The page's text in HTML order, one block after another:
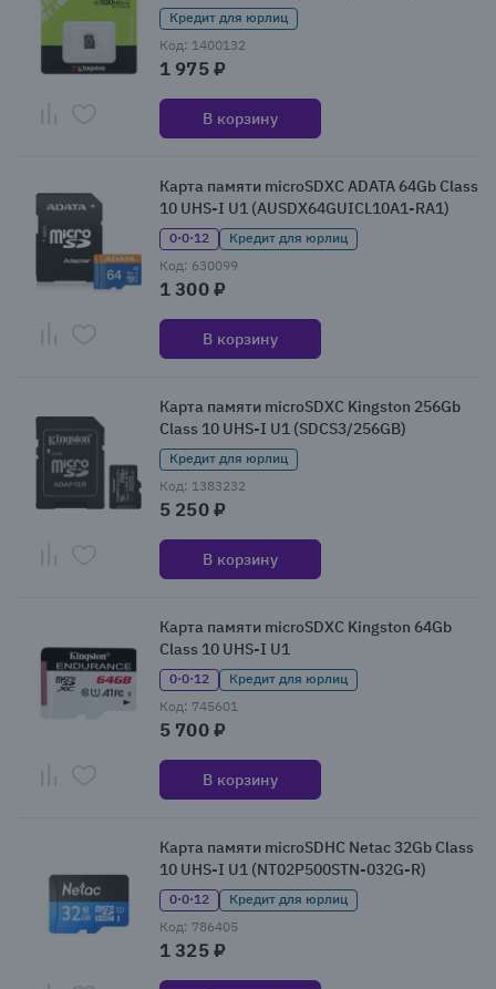
Кредит для юрлиц
Код: 1400132
1 975 ₽
В корзину
Карта памяти microSDXC ADATA 64Gb Class
10 UHS-I U1 (AUSDX64GUICL10A1-RA1)
0·0·12
Кредит для юрлиц
Код: 630099
1 300 ₽
В корзину
Карта памяти microSDXC Kingston 256Gb
Class 10 UHS-I U1 (SDCS3/256GB)
Кредит для юрлиц
Код: 1383232
5 250 ₽
В корзину
Карта памяти microSDXC Kingston 64Gb
Class 10 UHS-I U1
0·0·12
Кредит для юрлиц
Код: 745601
5 700 ₽
В корзину
Карта памяти microSDHC Netac 32Gb Class
10 UHS-I U1 (NT02P500STN-032G-R)
0·0·12
Кредит для юрлиц
Код: 786405
1 325 ₽